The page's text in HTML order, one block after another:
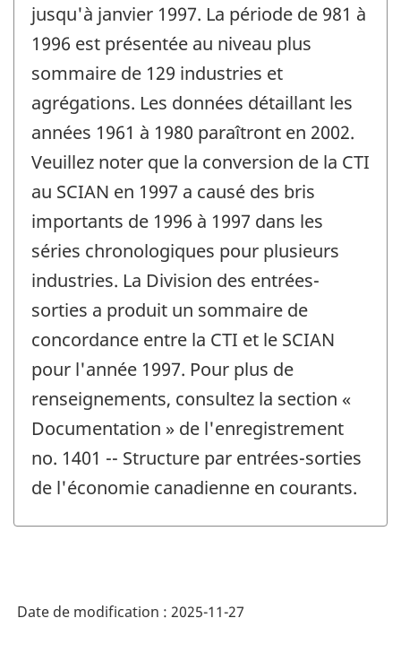
jusqu'à janvier 1997. La période de 981 à
1996 est présentée au niveau plus
sommaire de 129 industries et
agrégations. Les données détaillant les
années 1961 à 1980 paraîtront en 2002.
Veuillez noter que la conversion de la CTI
au SCIAN en 1997 a causé des bris
importants de 1996 à 1997 dans les
séries chronologiques pour plusieurs
industries. La Division des entrées-
sorties a produit un sommaire de
concordance entre la CTI et le SCIAN
pour l'année 1997. Pour plus de
renseignements, consultez la section «
Documentation » de l'enregistrement
no. 1401 -- Structure par entrées-sorties
de l'économie canadienne en courants.
Date de modification : 2025-11-27